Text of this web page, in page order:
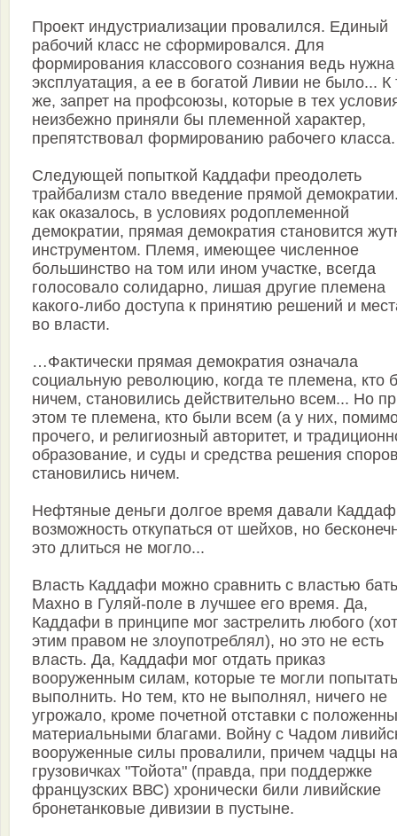
Проект индустриализации провалился. Единый
рабочий класс не сформировался. Для
формирования классового сознания ведь нужна
эксплуатация, а ее в богатой Ливии не было... К
же, запрет на профсоюзы, которые в тех
неизбежно приняли бы племенной характер,
препятствовал формированию рабочего класса.
Следующей попыткой Каддафи преодолеть
трайбализм стало введение прямой
как оказалось, в условиях родоплеменной
демократии, прямая демократия становится
инструментом. Племя, имеющее численное
большинство на том или ином участке, всегда
голосовало солидарно, лишая другие племена
какого-либо доступа к принятию решений и
во власти.
…Фактически прямая демократия означала
социальную революцию, когда те племена, кто
ничем, становились действительно всем... Но
этом те племена, кто были всем (а у них,
прочего, и религиозный авторитет, и
образование, и суды и средства решения
становились ничем.
Нефтяные деньги долгое время давали
возможность откупаться от шейхов, но
это длиться не могло...
Власть Каддафи можно сравнить с властью
Махно в Гуляй-поле в лучшее его время. Да,
Каддафи в принципе мог застрелить любого
этим правом не злоупотреблял), но это не есть
власть. Да, Каддафи мог отдать приказ
вооруженным силам, которые те могли
выполнить. Но тем, кто не выполнял, ничего не
угрожало, кроме почетной отставки с
материальными благами. Войну с Чадом
вооруженные силы провалили, причем чадцы на
грузовичках "Тойота" (правда, при поддержке
французских ВВС) хронически били ливийские
бронетанковые дивизии в пустыне.